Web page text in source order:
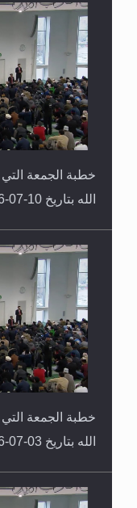
خطبة الجمعة التي
الله بتاريخ 10-07-2026
خطبة الجمعة التي
الله بتاريخ 03-07-2026